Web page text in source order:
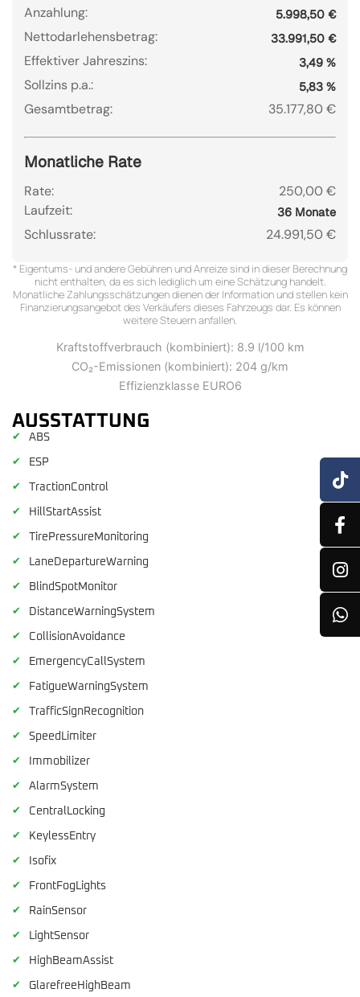
Anzahlung: 5.998,50 €
Nettodarlehensbetrag: 33.991,50 €
Effektiver Jahreszins: 3,49 %
Sollzins p.a.: 5,83 %
Gesamtbetrag: 35.177,80 €
Monatliche Rate
Rate:
250,00 €
Laufzeit:
36 Monate
Schlussrate: 24.991,50 €
* Eigentums- und andere Gebühren und Anreize sind in dieser Berechnung
nicht enthalten, da es sich lediglich um eine Schätzung handelt.
Monatliche Zahlungsschätzungen dienen der Information und stellen kein
Finanzierungsangebot des Verkäufers dieses Fahrzeugs dar. Es können
weitere Steuern anfallen.
Kraftstoffverbrauch (kombiniert): 8.9 l/100 km
CO₂-Emissionen (kombiniert): 204 g/km
Effizienzklasse EURO6
AUSSTATTUNG
✔ ABS
✔ ESP
✔ TractionControl
✔ HillStartAssist
✔ TirePressureMonitoring
✔ LaneDepartureWarning
✔ BlindSpotMonitor
✔ DistanceWarningSystem
✔ CollisionAvoidance
✔ EmergencyCallSystem
✔ FatigueWarningSystem
✔ TrafficSignRecognition
✔ SpeedLimiter
✔ Immobilizer
✔ AlarmSystem
✔ CentralLocking
✔ KeylessEntry
✔ Isofix
✔ FrontFogLights
✔ RainSensor
✔ LightSensor
✔ HighBeamAssist
✔ GlarefreeHighBeam